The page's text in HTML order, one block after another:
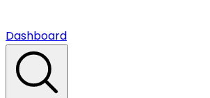
Dashboard